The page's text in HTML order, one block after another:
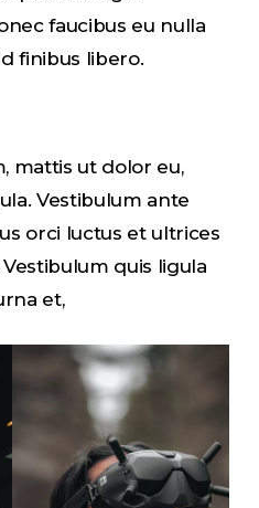
faucibus eu nulla
finibus libero.
mattis ut dolor eu,
Vestibulum ante
orci luctus et ultrices
quis ligula
et,